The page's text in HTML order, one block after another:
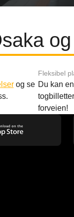
og
og se
Fleksibel
Du kan
forveien!